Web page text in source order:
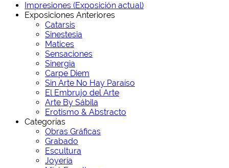
Impresiones (Exposición actual)
Exposiciones Anteriores
Catarsis
Sinestesia
Matices
Sensaciones
Sinergia
Carpe Diem
Sin Arte No Hay Paraíso
El Embrujo del Arte
Arte By Sábila
Erotismo & Abstracto
Categorías
Obras Gráficas
Grabado
Escultura
Joyería